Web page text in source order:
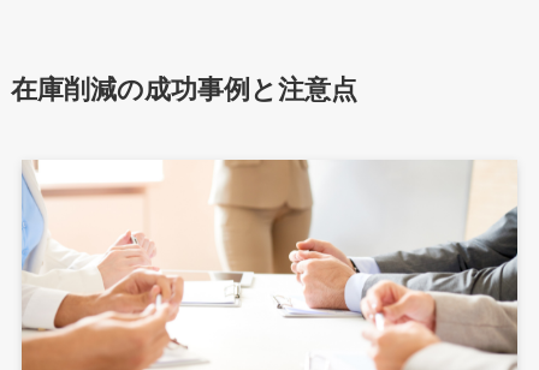
在庫削減の成功事例と注意点